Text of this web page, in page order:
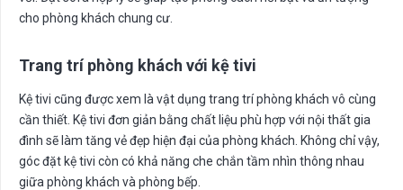
cho phòng khách chung cư.
Trang trí phòng khách với kệ tivi
Kệ tivi cũng được xem là vật dụng trang trí phòng khách vô cùng
cần thiết. Kệ tivi đơn giản bằng chất liệu phù hợp với nội thất gia
đình sẽ làm tăng vẻ đẹp hiện đại của phòng khách. Không chỉ vậy,
góc đặt kệ tivi còn có khả năng che chắn tầm nhìn thông nhau
giữa phòng khách và phòng bếp.